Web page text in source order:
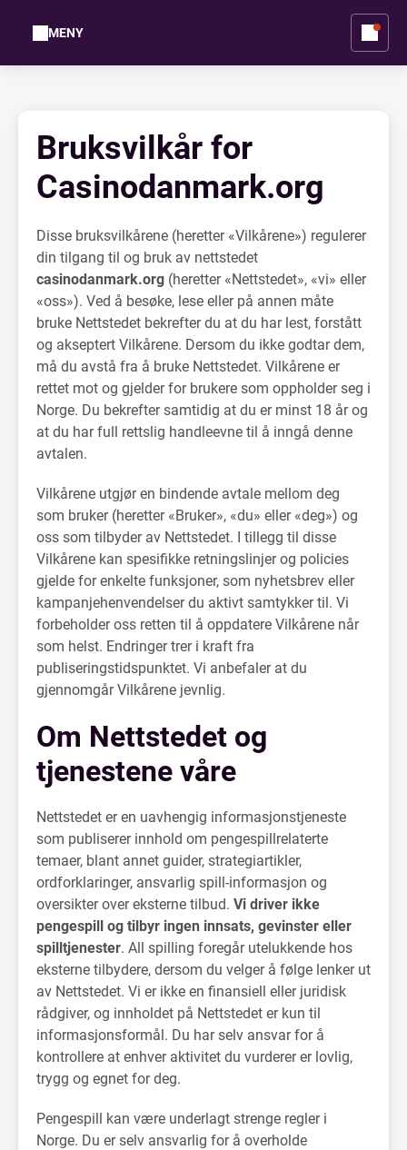
MENY
Bruksvilkår for
Casinodanmark.org
Disse bruksvilkårene (heretter «Vilkårene») regulerer
din tilgang til og bruk av nettstedet
casinodanmark.org (heretter «Nettstedet», «vi» eller
«oss»). Ved å besøke, lese eller på annen måte
bruke Nettstedet bekrefter du at du har lest, forstått
og akseptert Vilkårene. Dersom du ikke godtar dem,
må du avstå fra å bruke Nettstedet. Vilkårene er
rettet mot og gjelder for brukere som oppholder seg i
Norge. Du bekrefter samtidig at du er minst 18 år og
at du har full rettslig handleevne til å inngå denne
avtalen.
Vilkårene utgjør en bindende avtale mellom deg
som bruker (heretter «Bruker», «du» eller «deg») og
oss som tilbyder av Nettstedet. I tillegg til disse
Vilkårene kan spesifikke retningslinjer og policies
gjelde for enkelte funksjoner, som nyhetsbrev eller
kampanjehenvendelser du aktivt samtykker til. Vi
forbeholder oss retten til å oppdatere Vilkårene når
som helst. Endringer trer i kraft fra
publiseringstidspunktet. Vi anbefaler at du
gjennomgår Vilkårene jevnlig.
Om Nettstedet og
tjenestene våre
Nettstedet er en uavhengig informasjonstjeneste
som publiserer innhold om pengespillrelaterte
temaer, blant annet guider, strategiartikler,
ordforklaringer, ansvarlig spill-informasjon og
oversikter over eksterne tilbud. Vi driver ikke
pengespill og tilbyr ingen innsats, gevinster eller
spilltjenester. All spilling foregår utelukkende hos
eksterne tilbydere, dersom du velger å følge lenker ut
av Nettstedet. Vi er ikke en finansiell eller juridisk
rådgiver, og innholdet på Nettstedet er kun til
informasjonsformål. Du har selv ansvar for å
kontrollere at enhver aktivitet du vurderer er lovlig,
trygg og egnet for deg.
Pengespill kan være underlagt strenge regler i
Norge. Du er selv ansvarlig for å overholde